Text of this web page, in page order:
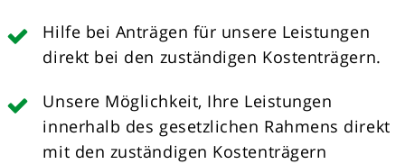
Hilfe bei Anträgen für unsere Leistungen
direkt bei den zuständigen Kostenträgern.
Unsere Möglichkeit, Ihre Leistungen
innerhalb des gesetzlichen Rahmens direkt
mit den zuständigen Kostenträgern